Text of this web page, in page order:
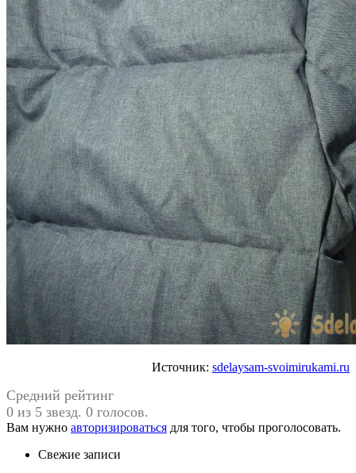
Источник: sdelaysam-svoimirukami.ru
Средний рейтинг
0 из 5 звезд. 0 голосов.
Вам нужно авторизироваться для того, чтобы проголосовать.
Свежие записи